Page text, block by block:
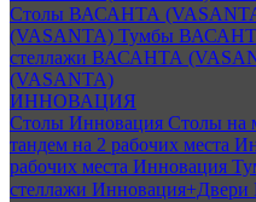
Столы ВАСАНТА
(VASANTA) Тумбы
стеллажи ВАСАНТА
(VASANTA)
ИННОВАЦИЯ
Столы Инновация Столы на
тандем на 2 рабочих места
рабочих места Инновация
стеллажи Инновация+Двери